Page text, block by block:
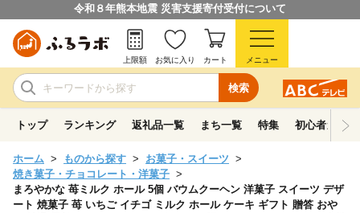
令和８年熊本地震 災害支援寄付受付について
検索
上限額 お気に入り カート メニュー
トップ ランキング 返礼品一覧 まち一覧 特集 初心者ガイド
ホーム ものから探す
お菓子・スイーツ
焼き菓子・チョコレート・洋菓子
まろやかな 苺ミルク ホール 5個 バウムクーヘン 洋菓子 スイーツ デザ
ート 焼菓子 苺 いちご イチゴ ミルク ホール ケーキ ギフト 贈答 おや